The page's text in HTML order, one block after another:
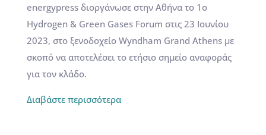
energypress διοργάνωσε στην Αθήνα το 1o
Hydrogen & Green Gases Forum στις 23 Ιουνίου
2023, στο ξενοδοχείο Wyndham Grand Athens με
σκοπό να αποτελέσει το ετήσιο σημείο αναφοράς
για τον κλάδο.
Διαβάστε περισσότερα